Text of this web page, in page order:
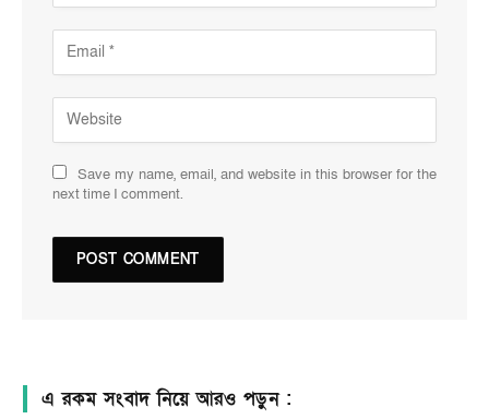
Save my name, email, and website in this browser for the
next time I comment.
এ রকম সংবাদ নিয়ে আরও পড়ুন :